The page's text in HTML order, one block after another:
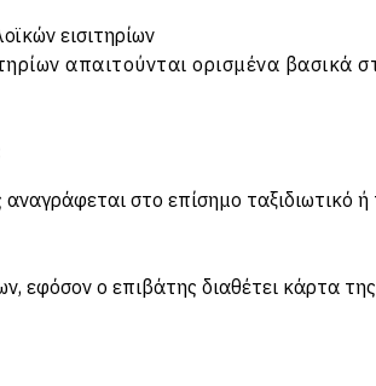
εισιτηρίων
απαιτούνται ορισμένα βασικά
στο επίσημο ταξιδιωτικό ή
εφόσον ο επιβάτης διαθέτει κάρτα